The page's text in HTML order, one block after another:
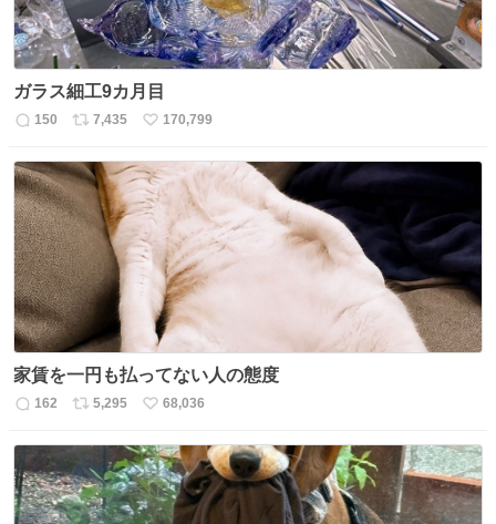
ガラス細工9カ月目
返
数
150
リ
ス
ト
数
7,435
い
ね
数
170,799
家賃を一円も払ってない人の態度
返
162
リ
ト
数
5,295
い
ね
数
68,036